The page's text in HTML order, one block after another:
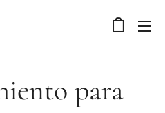
para